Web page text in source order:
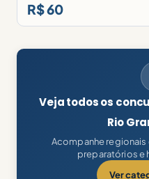
R$ 60
Veja todos os
Rio
Acompanhe
preparatórios
Ver